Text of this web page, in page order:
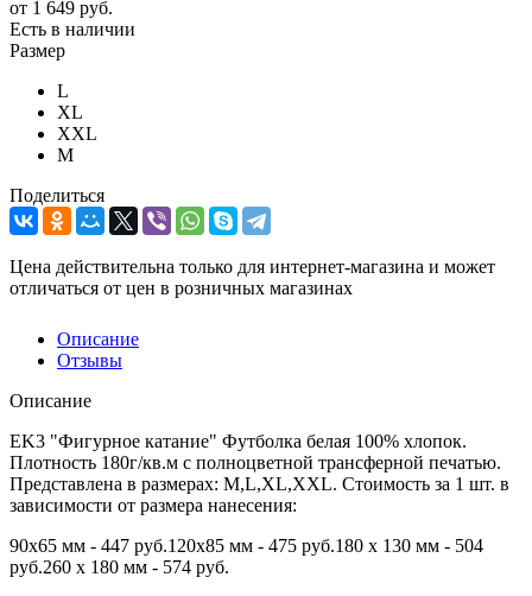
от 1 649 руб.
Есть в наличии
Размер
L
XL
XXL
М
Поделиться
Цена действительна только для интернет-магазина и может
отличаться от цен в розничных магазинах
Описание
Отзывы
Описание
EK3 "Фигурное катание" Футболка белая 100% хлопок.
Плотность 180г/кв.м с полноцветной трансферной печатью.
Представлена в размерах: M,L,XL,XXL. Стоимость за 1 шт. в
зависимости от размера нанесения:
90х65 мм - 447 руб.120х85 мм - 475 руб.180 х 130 мм - 504
руб.260 х 180 мм - 574 руб.